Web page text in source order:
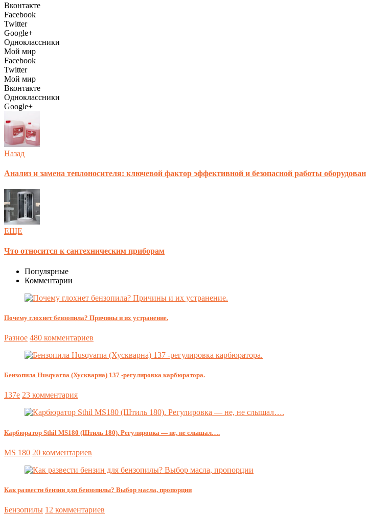
Вконтакте
Facebook
Twitter
Google+
Одноклассники
Мой мир
Facebook
Twitter
Мой мир
Вконтакте
Одноклассники
Google+
Назад
Анализ и замена теплоносителя: ключевой фактор эффективной и безопасной работы
ЕЩЕ
Что относится к сантехническим приборам
Популярные
Комментарии
Почему глохнет бензопила? Причины и их устранение.
Разное 480 комментариев
Бензопила Husqvarna (Хускварна) 137 -регулировка карбюратора.
137e 23 комментария
Карбюратор Sthil MS180 (Штиль 180). Регулировка — не, не слышал….
MS 180 20 комментариев
Как развести бензин для бензопилы? Выбор масла, пропорции
Бензопилы 12 комментариев